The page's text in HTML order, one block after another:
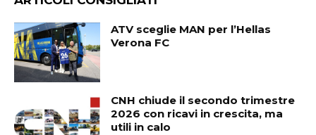
ATV sceglie MAN per l’Hellas
Verona FC
CNH chiude il secondo trimestre
2026 con ricavi in crescita, ma
utili in calo